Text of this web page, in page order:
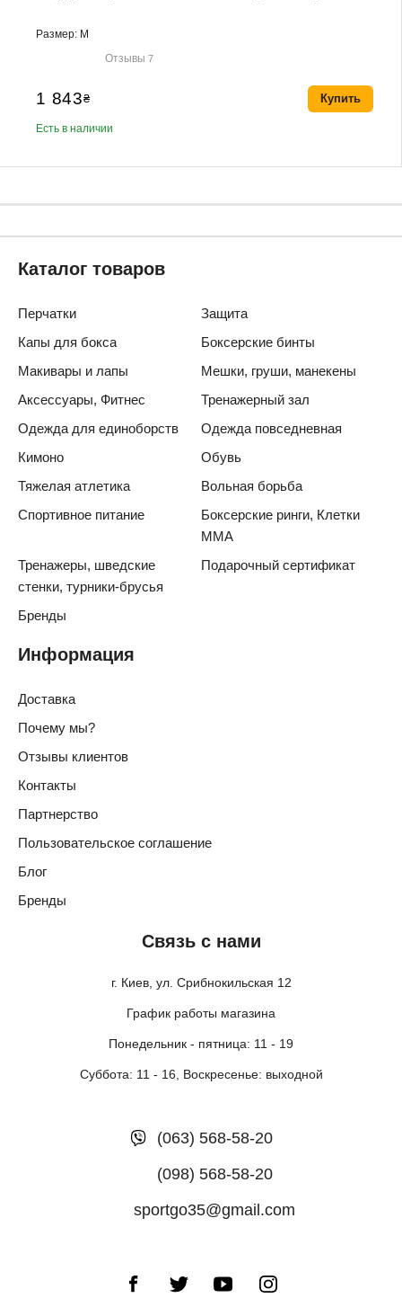
Размер: M
Отзывы7
1 843₴
Есть в наличии
Купить
Связь с нами
г. Киев, ул. Срибнокильская 12
График работы магазина
Понедельник - пятница: 11 - 19
Суббота: 11 - 16, Воскресенье: выходной
(063) 568-58-20
(098) 568-58-20
sportgo35@gmail.com
Каталог товаров
Перчатки
Защита
Капы для бокса
Боксерские бинты
Макивары и лапы
Мешки, груши, манекены
Аксессуары, Фитнес
Тренажерный зал
Одежда для единоборств
Одежда повседневная
Кимоно
Обувь
Тяжелая атлетика
Вольная борьба
Спортивное питание
Боксерские ринги, Клетки
ММА
Тренажеры, шведские
стенки, турники-брусья
Подарочный сертификат
Бренды
Информация
Доставка
Почему мы?
Отзывы клиентов
Контакты
Партнерство
Пользовательское соглашение
Блог
Бренды